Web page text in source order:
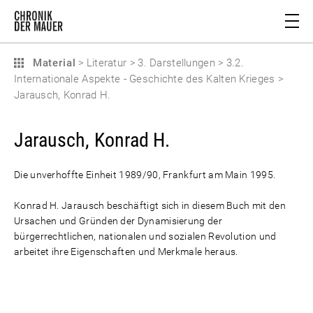
Material > Literatur > 3. Darstellungen > 3.2.
Internationale Aspekte - Geschichte des Kalten Krieges >
Jarausch, Konrad H.
Jarausch, Konrad H.
Die unverhoffte Einheit 1989/90, Frankfurt am Main 1995.
Konrad H. Jarausch beschäftigt sich in diesem Buch mit den
Ursachen und Gründen der Dynamisierung der
bürgerrechtlichen, nationalen und sozialen Revolution und
arbeitet ihre Eigenschaften und Merkmale heraus.